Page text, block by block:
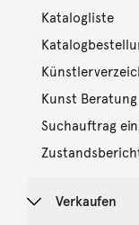
Katalogliste
Kunst Beratung
Suchauftrag
Verkaufen